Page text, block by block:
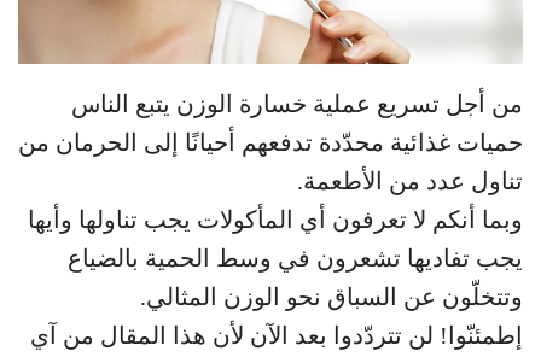
من أجل تسريع عملية خسارة الوزن يتبع الناس
حميات غذائية محدّدة تدفعهم أحيانًا إلى الحرمان من
تناول عدد من الأطعمة.
وبما أنكم لا تعرفون أي المأكولات يجب تناولها وأيها
يجب تفاديها تشعرون في وسط الحمية بالضياع
وتتخلّون عن السباق نحو الوزن المثالي.
إطمئنّوا! لن تتردّدوا بعد الآن لأن هذا المقال من آي